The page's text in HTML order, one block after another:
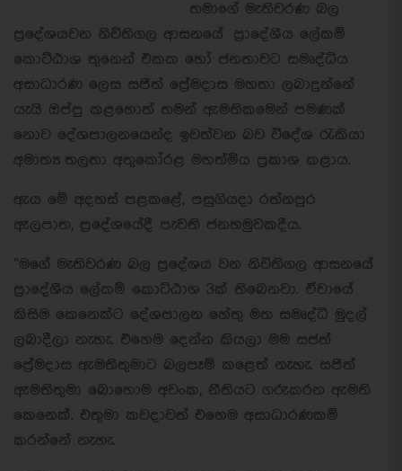
තමාගේ මැතිවරණ බල
ප්‍රදේශයවන නිවිතිගල ආසනයේ ප්‍රාදේශීය ලේකම්
කොට්ඨාශ තුනෙන් එකක හෝ ජනතාවට සමෘද්ධිය
අසාධාරණ ලෙස සජිත් ප්‍රේමදාස මහතා ලබාදුන්නේ
යැයි ඔප්පු කළහොත් තමන් ඇමතිකමෙන් පමණක්
නොව දේශපාලනයෙන්ද ඉවත්වන බව විදේශ රැකියා
අමාත්‍ය තලතා අතුකෝරළ මහත්මිය ප්‍රකාශ කළාය.
ඇය මේ අදහස් පළකළේ, පසුගියදා රත්නපුර
ඇලපාත, ප්‍රදේශයේදී පැවති ජනහමුවකදීය.
”මගේ මැතිවරණ බල ප්‍රදේශය වන නිවිතිගල ආසනයේ
ප්‍රාදේශීය ලේකම් කොට්ඨාශ 3ක් තිබෙනවා. ඒවායේ
කිසිම කෙනෙක්ට දේශපාලන හේතු මත සමෘද්ධි මුදල්
ලබාදීලා නැහැ. එහෙම දෙන්න කියලා මම සජත්
ප්‍රේමදාස ඇමතිතුමාට බලපෑම් කළෙත් නැහැ. සජිත්
ඇමතිතුමා බොහොම අවංක, නීතියට ගරුකරන ඇමති
කෙනෙක්. එතුමා කවදාවත් එහෙම අසාධාරණකම්
කරන්නේ නැහැ.